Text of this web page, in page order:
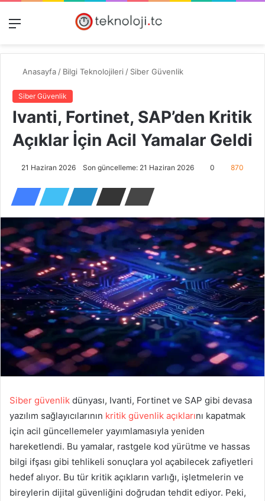
Kayıt
Anasayfa / Bilgi Teknolojileri / Siber Güvenlik
Siber Güvenlik
Ivanti, Fortinet, SAP’den Kritik
Açıklar İçin Acil Yamalar Geldi
21 Haziran 2026 Son güncelleme: 21 Haziran 2026 0 870
Siber güvenlik dünyası, Ivanti, Fortinet ve SAP gibi devasa
yazılım sağlayıcılarının kritik güvenlik açıklarını kapatmak
için acil güncellemeler yayımlamasıyla yeniden
hareketlendi. Bu yamalar, rastgele kod yürütme ve hassas
bilgi ifşası gibi tehlikeli sonuçlara yol açabilecek zafiyetleri
hedef alıyor. Bu tür kritik açıkların varlığı, işletmelerin ve
bireylerin dijital güvenliğini doğrudan tehdit ediyor. Peki,